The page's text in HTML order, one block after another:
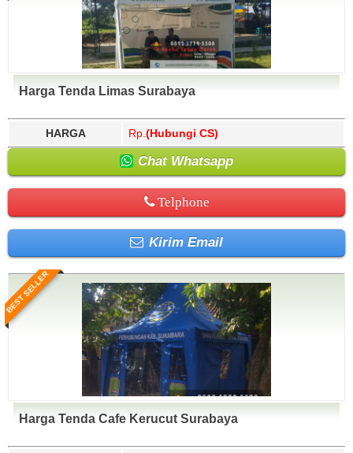
Harga Tenda Limas Surabaya
HARGA Rp. (Hubungi CS)
Chat Whatsapp
Telphone
Kirim Email
BEST SELLER
Harga Tenda Cafe Kerucut Surabaya